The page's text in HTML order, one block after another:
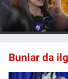
Bunlar da